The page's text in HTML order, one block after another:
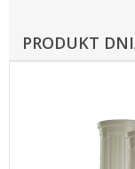
PRODUKT